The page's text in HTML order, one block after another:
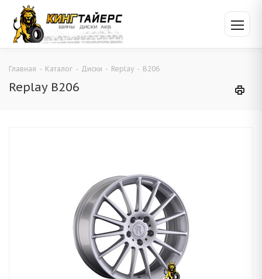
Главная - Каталог - Диски - Replay - B206
Replay B206